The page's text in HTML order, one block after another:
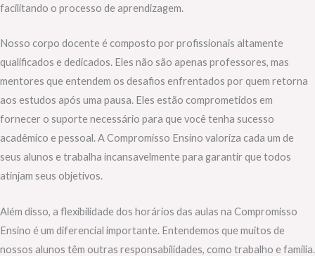
facilitando o processo de aprendizagem.
Nosso corpo docente é composto por profissionais altamente
qualificados e dedicados. Eles não são apenas professores, mas
mentores que entendem os desafios enfrentados por quem retorna
aos estudos após uma pausa. Eles estão comprometidos em
fornecer o suporte necessário para que você tenha sucesso
acadêmico e pessoal. A Compromisso Ensino valoriza cada um de
seus alunos e trabalha incansavelmente para garantir que todos
atinjam seus objetivos.
Além disso, a flexibilidade dos horários das aulas na Compromisso
Ensino é um diferencial importante. Entendemos que muitos de
nossos alunos têm outras responsabilidades, como trabalho e família.